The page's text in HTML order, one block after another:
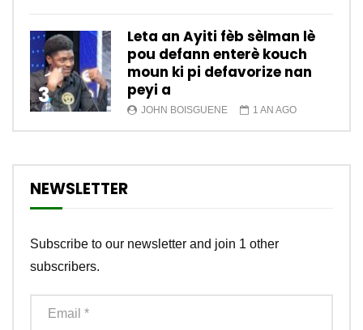
3
Leta an Ayiti fèb sèlman lè
pou defann enterè kouch
moun ki pi defavorize nan
peyi a
JOHN BOISGUENE 1 AN AGO
NEWSLETTER
Subscribe to our newsletter and join 1 other
subscribers.